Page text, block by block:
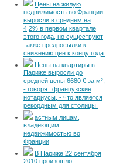
Цены на жилую
недвижимость во Франции
выросли в среднем на
4,2% в первом квартале
этого года, но существуют
также предпосылки к
снижению цен к концу года.
Цены на квартиры в
Париже выросли до
средней цены 6680 € за м²,
- говорят французские
нотариусы, - что является
рекордным для столицы.
астным лицам,
владеющим
недвижимостью во
Франции
В Париже 22 сентября
2010 произошло